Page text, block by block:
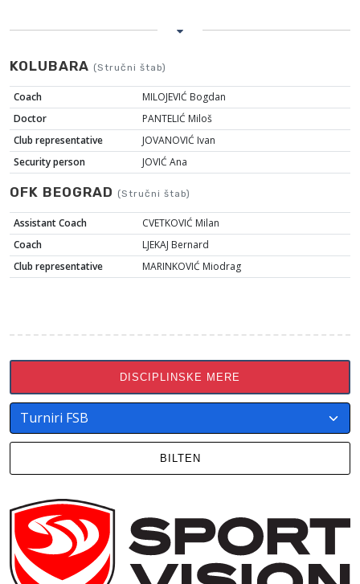
KOLUBARA (Stručni štab)
Coach
MILOJEVIĆ Bogdan
Doctor
PANTELIĆ Miloš
Club representative
JOVANOVIĆ Ivan
Security person
JOVIĆ Ana
OFK BEOGRAD (Stručni štab)
Assistant Coach
CVETKOVIĆ Milan
Coach
LJEKAJ Bernard
Club representative
MARINKOVIĆ Miodrag
DISCIPLINSKE MERE
BILTEN